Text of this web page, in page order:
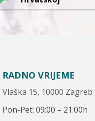
RADNO VRIJEME
Vlaška 15, 10000 Zagreb
Pon-Pet: 09:00 – 21:00h